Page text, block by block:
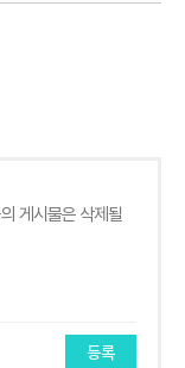
등록